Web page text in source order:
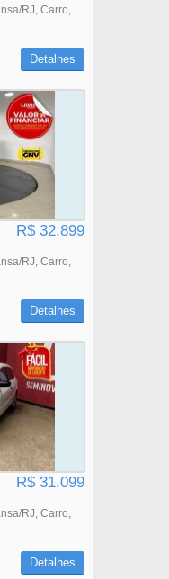
RJ Carro
Detalhes
R$ 32.899
RJ Carro
Detalhes
R$ 31.099
RJ Carro
Detalhes